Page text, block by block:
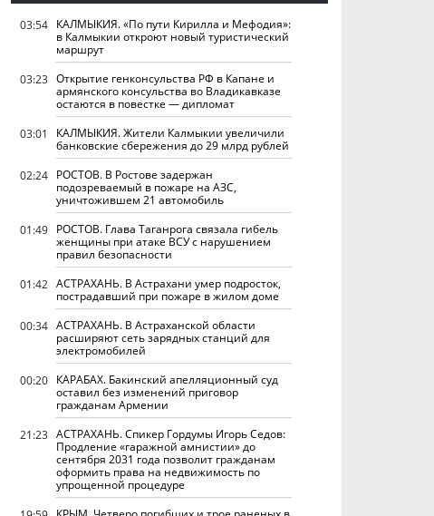
03:54 КАЛМЫКИЯ. «По пути Кирилла и Мефодия»:
в Калмыкии откроют новый туристический
маршрут
03:23 Открытие генконсульства РФ в Капане и
армянского консульства во Владикавказе
остаются в повестке — дипломат
03:01
КАЛМЫКИЯ. Жители Калмыкии увеличили
банковские сбережения до 29 млрд рублей
02:24 РОСТОВ. В Ростове задержан
подозреваемый в пожаре на АЗС,
уничтожившем 21 автомобиль
01:49 РОСТОВ. Глава Таганрога связала гибель
женщины при атаке ВСУ с нарушением
правил безопасности
01:42 АСТРАХАНЬ. В Астрахани умер подросток,
пострадавший при пожаре в жилом доме
00:34 АСТРАХАНЬ. В Астраханской области
расширяют сеть зарядных станций для
электромобилей
00:20 КАРАБАХ. Бакинский апелляционный суд
оставил без изменений приговор
гражданам Армении
21:23 АСТРАХАНЬ. Спикер Гордумы Игорь Седов:
Продление «гаражной амнистии» до
сентября 2031 года позволит гражданам
оформить права на недвижимость по
упрощенной процедуре